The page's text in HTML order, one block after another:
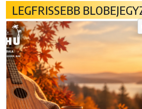
LEGFRISSEBB